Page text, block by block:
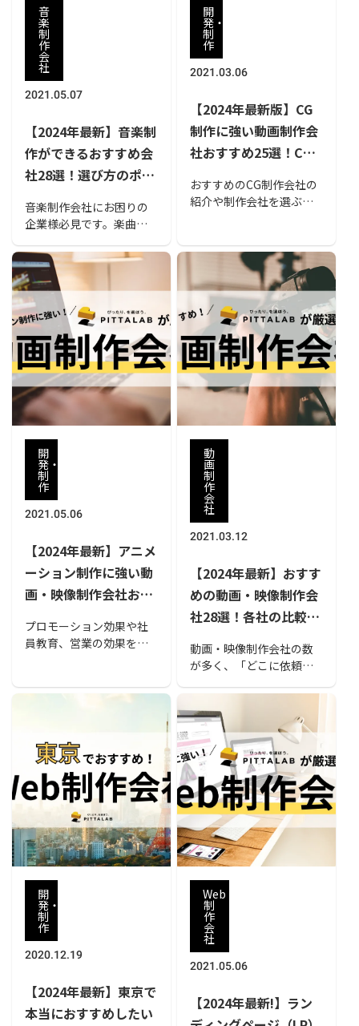
てみてください。
音
楽
制
作
会
社
2021.05.07
【2024年最新】音楽制
作ができるおすすめ会
社28選！選び方のポイ
音楽制作会社にお困りの
企業様必見です。楽曲、
ーディング、CD制作、PV
制作まで幅広い音楽制作
会社を集めました。企業
ごとに強いジャンルは異
なります。厳選したおす
すめ会社と選び方のポイ
ントも紹介しているので
是非参考にしてみてくだ
さい。
開
発・
制
作
2021.03.06
【2024年最新版】CG
制作に強い動画制作会
社おすすめ25選！CG
スや制作会社を選ぶポ
おすすめのCG制作会社の
紹介や制作会社を選ぶポ
解説しています。CG制作
会社の利点について理解
した上で制作会社の選定
を行わないと、費用だけ
がかさむといったケース
も考えられます。本記事
でCG制作の利点や選定ポ
イントを抑え、CG制作会
社を選ぶ際の参考にして
みてください。
開
発・
制
作
2021.05.06
【2024年最新】アニメ
ーション制作に強い動
画・映像制作会社おす
ョンを活用するメリッ
プロモーション効果や社
員教育、営業の効果を高
の記事では、アニメーシ
選ぶ際に比較するポイン
トや依頼時に注意すべき
ポイントをご紹介しま
す。アニメーション動画
の制作を依頼する前にご
一読いただき、制作会社
を選ぶ際の参考にしてみ
てください。
動
画
制
作
会
社
2021.03.12
【2024年最新】おすす
めの動画・映像制作会
社28選！各社の比較ポ
動画・映像制作会社の数
が多く、「どこに依頼す
いう方もいらっしゃるの
ではないでしょうか。本
記事では、おすすめの動
画・映像制作会社や選び
方をランキング形式でご
紹介します。
開
発・
制
作
2020.12.19
【2024年最新】東京で
本当におすすめしたい
Web
制
作
会
社
2021.05.06
【2024年最新!】ラン